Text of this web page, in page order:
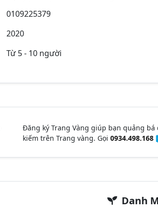
0109225379
2020
Từ 5 - 10 người
Đăng ký Trang Vàng giúp bạn quảng bá
kiếm trên Trang vàng. Gọi 0934.498.168
Danh